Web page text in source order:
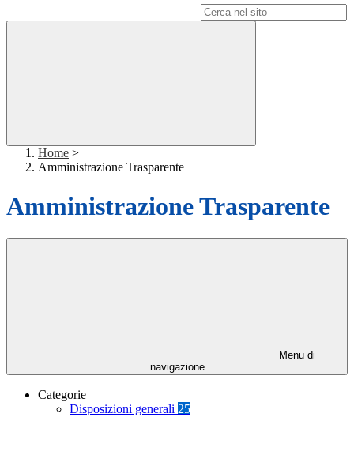
Home >
Amministrazione Trasparente
Amministrazione Trasparente
Menu di
navigazione
Categorie
Disposizioni generali 25